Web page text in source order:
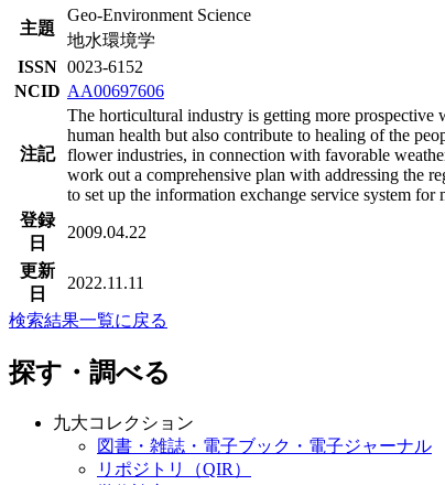
主題
Geo-Environment Science
地水環境学
ISSN 0023-6152
NCID AA00697606
注記
The horticultural industry is getting more
human health but also contribute to healing of the
flower industries, in connection with favorable
work out a comprehensive plan with addressing the
to set up the information exchange service system for
登録
日
2009.04.22
更新
日
2022.11.11
検索結果一覧に戻る
探す・調べる
九大コレクション
図書・雑誌・電子ブック・電子ジャーナル
リポジトリ（QIR）